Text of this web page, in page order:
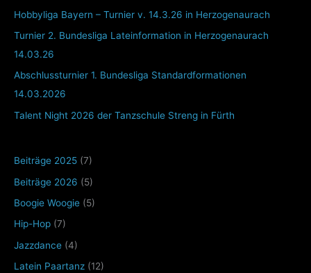
Hobbyliga Bayern – Turnier v. 14.3.26 in Herzogenaurach
Turnier 2. Bundesliga Lateinformation in Herzogenaurach
14.03.26
Abschlussturnier 1. Bundesliga Standardformationen
14.03.2026
Talent Night 2026 der Tanzschule Streng in Fürth
Beiträge 2025 (7)
Beiträge 2026 (5)
Boogie Woogie (5)
Hip-Hop (7)
Jazzdance (4)
Latein Paartanz (12)